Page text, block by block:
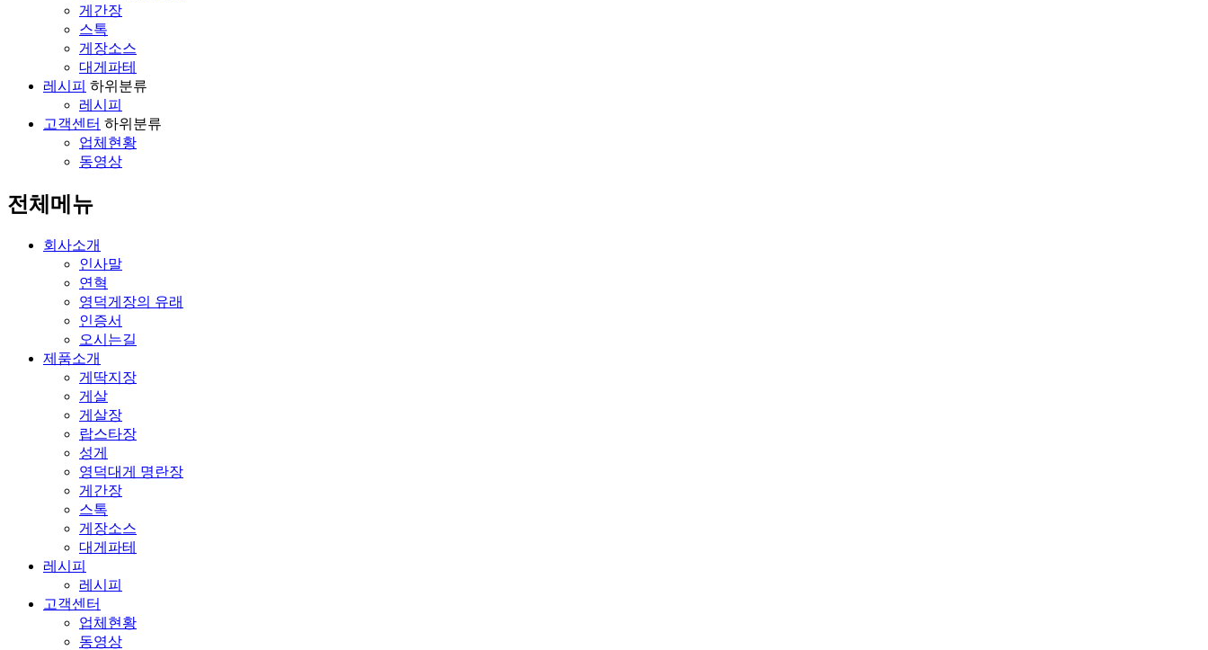
게간장
스톡
게장소스
대게파테
레시피 하위분류
레시피
고객센터 하위분류
업체현황
동영상
전체메뉴
회사소개
인사말
연혁
영덕게장의 유래
인증서
오시는길
제품소개
게딱지장
게살
게살장
랍스타장
성게
영덕대게 명란장
게간장
스톡
게장소스
대게파테
레시피
레시피
고객센터
업체현황
동영상